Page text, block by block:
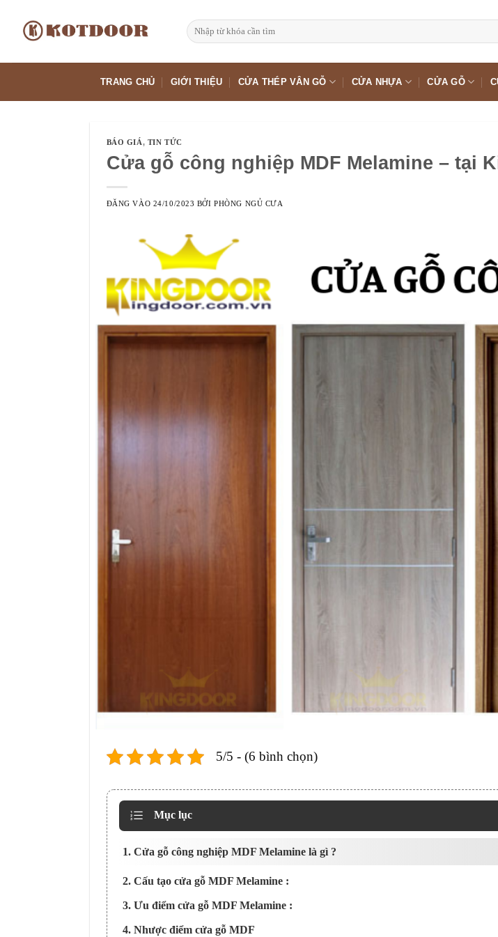
dung
Tìm
kiếm:
TRANG CHỦ GIỚI THIỆU CỬA THÉP VÂN GỖ CỬA NHỰA CỬA GỖ
BÁO GIÁ, TIN TỨC
Cửa gỗ công nghiệp MDF Melamine – tại
ĐĂNG VÀO 24/10/2023 BỞIPHÒNG NGỦ CƯA
5/5 - (6 bình chọn)
Mục lục
1. Cửa gỗ công nghiệp MDF Melamine là gì ?
2. Cấu tạo cửa gỗ MDF Melamine :
3. Ưu điểm cửa gỗ MDF Melamine :
4. Nhược điểm cửa gỗ MDF